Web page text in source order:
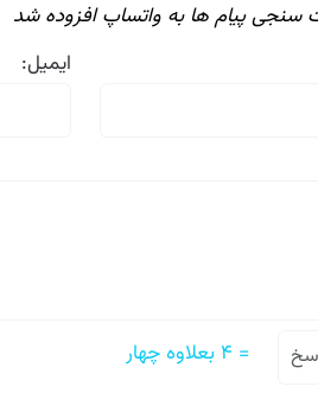
پیام ها به واتساپ افزوده شد
ایمیل:
= ۴ بعلاوه چهار